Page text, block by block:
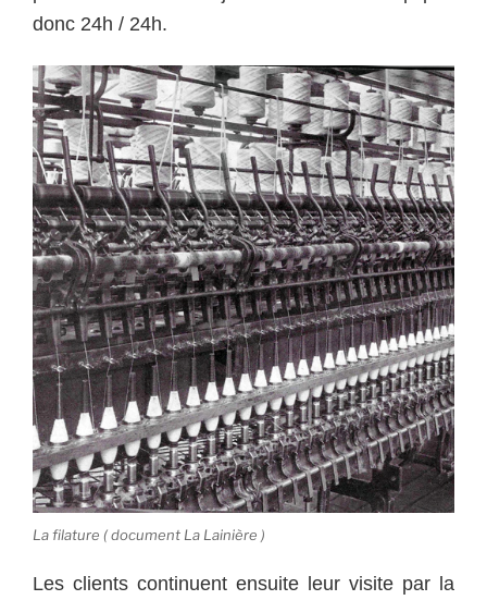
donc 24h / 24h.
La filature ( document La Lainière )
Les clients continuent ensuite leur visite par la